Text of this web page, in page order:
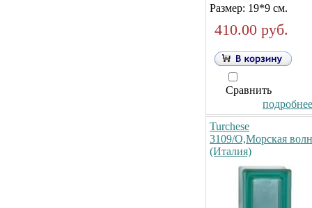
Размер: 19*9 см.
410.00 руб.
Сравнить
Turchese
3109/O,Морская
(Италия)